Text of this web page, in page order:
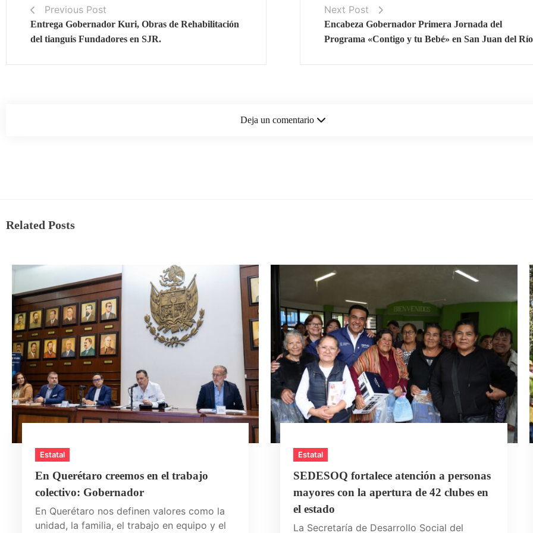
Previous Post
Entrega Gobernador Kuri, Obras de Rehabilitación
del tianguis Fundadores en SJR.
Next Post
Encabeza Gobernador Primera Jornada del
Programa «Contigo y tu Bebé» en San Juan del
Deja un comentario
Related Posts
Estatal
En Querétaro creemos en el trabajo
colectivo: Gobernador
En Querétaro nos definen valores como la
unidad, la familia, el trabajo en equipo y el
Estatal
SEDESOQ fortalece atención a personas
mayores con la apertura de 42 clubes en
el estado
La Secretaría de Desarrollo Social del